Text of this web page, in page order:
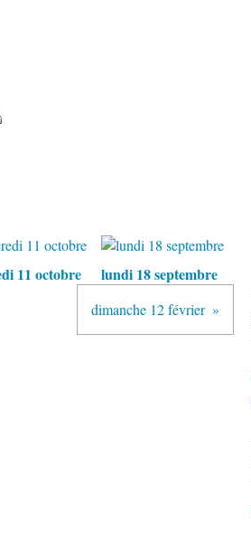
11 octobre lundi 18 septembre
dimanche 12 février